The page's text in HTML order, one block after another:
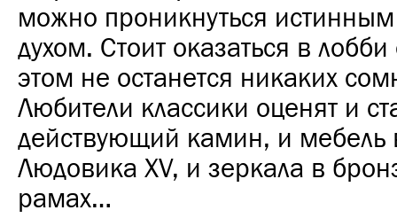
можно проникнуться
духом. Стоит оказаться в
этом не останется никаких
Любители классики оценят и
действующий камин, и мебель
Людовика XV, и зеркала в
рамах…